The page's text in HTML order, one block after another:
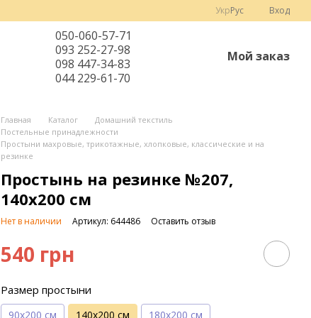
УкрРус Вход
050-060-57-71
093 252-27-98
098 447-34-83
044 229-61-70
Мой заказ
Главная Каталог
Домашний текстиль
Постельные принадлежности
Простыни махровые, трикотажные, хлопковые, классические и на
резинке
Простынь на резинке №207,
140х200 см
Нет в наличии Артикул: 644486 Оставить отзыв
540 грн
Размер простыни
90х200 см 140х200 см 180х200 см